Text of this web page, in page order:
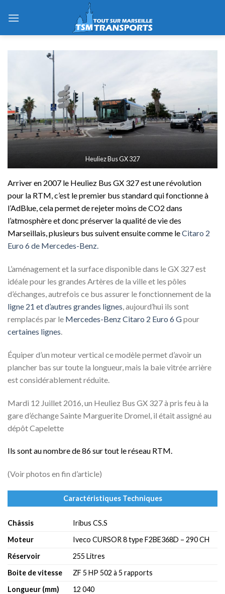
Heuliez Bus GX 327
Arriver en 2007 le Heuliez Bus GX 327 est une révolution
pour la RTM, c’est le premier bus standard qui fonctionne à
l’AdBlue, cela permet de rejeter moins de CO2 dans
l’atmosphère et donc préserver la qualité de vie des
Marseillais, plusieurs bus suivent ensuite comme leCitaro 2
Euro 6 de Mercedes-Benz.
L’aménagement et la surface disponible dans le GX 327 est
idéale pour les grandes Artères de la ville et les pôles
d’échanges, autrefois ce bus assurer le fonctionnement de la
ligne 21 et d’autres grandes lignes, aujourd’hui ils sont
remplacés par le Mercedes-Benz Citaro 2 Euro 6 Gpour
certaines lignes.
Équiper d’un moteur vertical ce modèle permet d’avoir un
plancher bas sur toute la longueur, mais la baie vitrée arrière
est considérablement réduite.
Mardi 12 Juillet 2016, un Heuliez Bus GX 327 à pris feu à la
gare d’échange Sainte Marguerite Dromel, il était assigné au
dépôt Capelette
Ils sont au nombre de 86 sur tout le réseau RTM.
(Voir photos en fin d’article)
Caractéristiques Techniques
Châssis
Iribus CS.S
Moteur
Iveco CURSOR 8 type F2BE368D – 290 CH
Réservoir
255 Litres
Boite de vitesse
ZF 5 HP 502 à 5 rapports
Longueur (mm)
12 040